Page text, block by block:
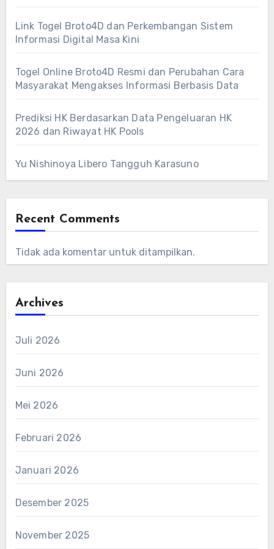
Link Togel Broto4D dan Perkembangan Sistem
Informasi Digital Masa Kini
Togel Online Broto4D Resmi dan Perubahan Cara
Masyarakat Mengakses Informasi Berbasis Data
Prediksi HK Berdasarkan Data Pengeluaran HK
2026 dan Riwayat HK Pools
Yu Nishinoya Libero Tangguh Karasuno
Recent Comments
Tidak ada komentar untuk ditampilkan.
Archives
Juli 2026
Juni 2026
Mei 2026
Februari 2026
Januari 2026
Desember 2025
November 2025